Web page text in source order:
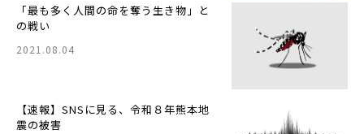
「最も多く人間の命を奪う生き物」と
の戦い
2021.08.04
【速報】SNSに見る、令和８年熊本地
震の被害